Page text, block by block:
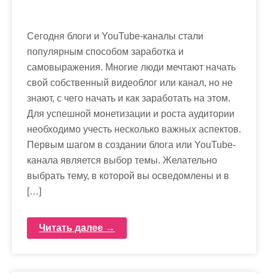
Сегодня блоги и YouTube-каналы стали
популярным способом заработка и
самовыражения. Многие люди мечтают начать
свой собственный видеоблог или канал, но не
знают, с чего начать и как заработать на этом.
Для успешной монетизации и роста аудитории
необходимо учесть несколько важных аспектов.
Первым шагом в создании блога или YouTube-
канала является выбор темы. Желательно
выбрать тему, в которой вы осведомлены и в
[…]
Читать далее →